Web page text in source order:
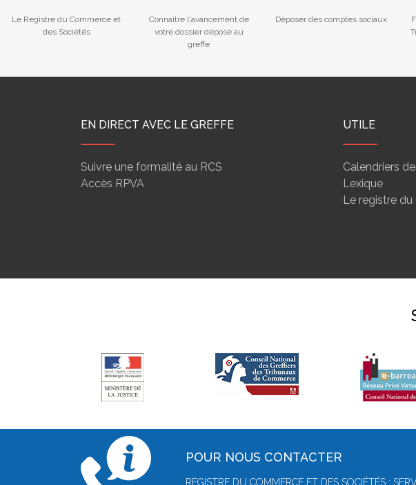
Le Registre du Commerce et
des Sociétés
Connaître l'avancement de
votre dossier déposé au
greffe
Déposer des comptes sociaux
EN DIRECT AVEC LE GREFFE
Suivre une formalité au RCS
Accès RPVA
UTILE
Calendriers
Lexique
Le registre
POUR NOUS CONTACTER
REGISTRE DU COMMERCE ET DES SOCIÉTÉS :